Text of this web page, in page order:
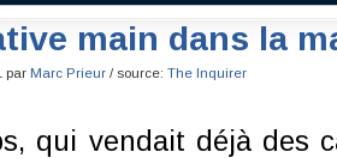
main dans la
par Marc Prieur / source: The Inquirer
qui vendait déjà des